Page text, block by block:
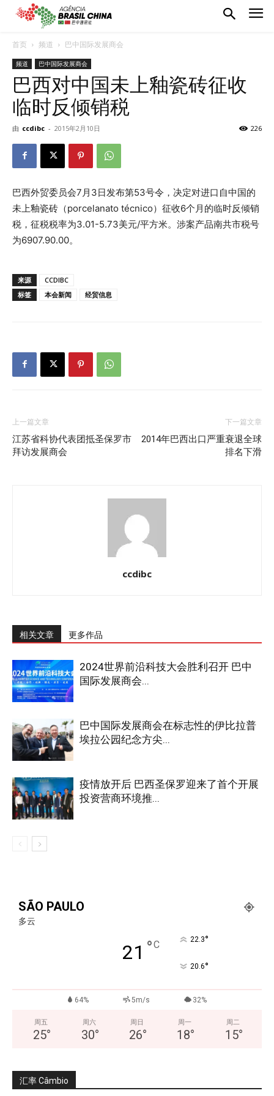
首页 频道 巴中国际发展商会
频道 巴中国际发展商会
巴西对中国未上釉瓷砖征收
临时反倾销税
由 ccdibc - 2015年2月10日 226
巴西外贸委员会7月3日发布第53号令，决定对进口自中国的
未上釉瓷砖（porcelanato técnico）征收6个月的临时反倾销
税，征税税率为3.01-5.73美元/平方米。涉案产品南共市税号
为6907.90.00。
来源
CCDIBC
标签
本会新闻 经贸信息
上一篇文章
江苏省科协代表团抵圣保罗市
拜访发展商会
下一篇文章
2014年巴西出口严重衰退全球
排名下滑
ccdibc
相关文章 更多作品
2024世界前沿科技大会胜利召开 巴中
国际发展商会...
巴中国际发展商会在标志性的伊比拉普
埃拉公园纪念方尖...
疫情放开后 巴西圣保罗迎来了首个开展
投资营商环境推...
SÃO PAULO
多云
21 °C 22.3°
20.6°
64% 5m/s 32%
周五
25°
周六
30°
周日
26°
周一
18°
周二
15°
汇率 Câmbio